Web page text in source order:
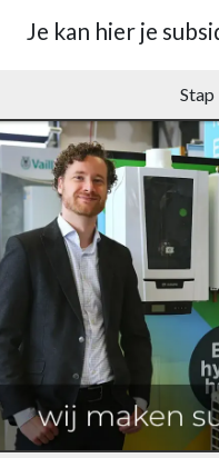
Je kan hier je
Stap